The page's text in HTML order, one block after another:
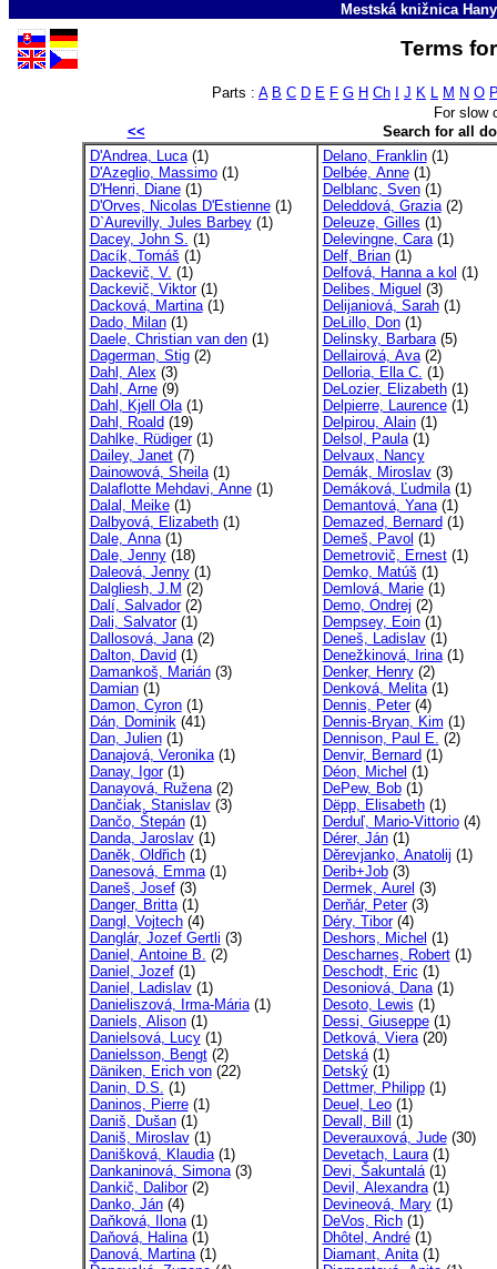
Mestská knižnica
Terms
Parts : A B C D E F G H Ch J K L M N O
For slow
<<
Search for all
D'Andrea, Luca(1)
D'Azeglio, Massimo(1)
D'Henri, Diane(1)
D'Orves, Nicolas D'Estienne(1)
D`Aurevilly, Jules Barbey(1)
Dacey, John S. (1)
Dacík, Tomáš (1)
Dackevič, V. (1)
Dackevič, Viktor(1)
Dacková, Martina(1)
Dado, Milan(1)
Daele, Christian van den(1)
Dagerman, Stig(2)
Dahl, Alex(3)
Dahl, Arne(9)
Dahl, Kjell Ola(1)
Dahl, Roald (19)
Dahlke, Rüdiger(1)
Dailey, Janet(7)
Dainowová, Sheila(1)
Dalaflotte Mehdavi, Anne(1)
Dalal, Meike(1)
Dalbyová, Elizabeth(1)
Dale, Anna(1)
Dale, Jenny(18)
Daleová, Jenny(1)
Dalgliesh, J.M (2)
Dalí, Salvador(2)
Dali, Salvator(1)
Dallosová, Jana(2)
Dalton, David (1)
Damankoš, Marián(3)
Damian(1)
Damon, Cyron(1)
Dán, Dominik(41)
Dan, Julien(1)
Danajová, Veronika(1)
Danay, Igor(1)
Danayová, Ružena(2)
Dančiak, Stanislav(3)
Dančo, Štepán(1)
Danda, Jaroslav(1)
Daněk, Oldřich(1)
Danesová, Emma(1)
Daneš, Josef(3)
Danger, Britta(1)
Dangl, Vojtech(4)
Danglár, Jozef Gertli (3)
Daniel, Antoine B. (2)
Daniel, Jozef(1)
Daniel, Ladislav(1)
Danieliszová, Irma-Mária(1)
Daniels, Alison(1)
Danielsová, Lucy(1)
Danielsson, Bengt(2)
Däniken, Erich von(22)
Danin, D.S. (1)
Daninos, Pierre(1)
Daniš, Dušan(1)
Daniš, Miroslav(1)
Danišková, Klaudia(1)
Dankaninová, Simona(3)
Dankič, Dalibor(2)
Danko, Ján(4)
Daňková, Ilona(1)
Daňová, Halina(1)
Danová, Martina(1)
Delano, Franklin(1)
Delbée, Anne(1)
Delblanc, Sven(1)
Deleddová, Grazia(2)
Deleuze, Gilles (1)
Delevingne, Cara(1)
Delf, Brian(1)
Delfová, Hanna a kol (1)
Delibes, Miguel (3)
Delijaniová, Sarah(1)
DeLillo, Don(1)
Delinsky, Barbara(5)
Dellairová, Ava(2)
Delloria, Ella C. (1)
DeLozier, Elizabeth(1)
Delpierre, Laurence(1)
Delpirou, Alain(1)
Delsol, Paula(1)
Delvaux, Nancy
Demák, Miroslav(3)
Demáková, Ľudmila(1)
Demantová, Yana(1)
Demazed, Bernard (1)
Demeš, Pavol (1)
Demetrovič, Ernest(1)
Demko, Matúš (1)
Demlová, Marie(1)
Demo, Ondrej (2)
Dempsey, Eoin(1)
Deneš, Ladislav(1)
Denežkinová, Irina(1)
Denker, Henry(2)
Denková, Melita(1)
Dennis, Peter(4)
Dennis-Bryan, Kim (1)
Dennison, Paul E. (2)
Denvir, Bernard (1)
Déon, Michel (1)
DePew, Bob(1)
Dëpp, Elisabeth(1)
Derduľ, Mario-Vittorio(4)
Dérer, Ján(1)
Děrevjanko, Anatolij (1)
Derib+Job(3)
Dermek, Aurel (3)
Derňár, Peter(3)
Déry, Tibor(4)
Deshors, Michel (1)
Descharnes, Robert(1)
Deschodt, Eric (1)
Desoniová, Dana(1)
Desoto, Lewis (1)
Dessi, Giuseppe(1)
Detková, Viera(20)
Detská(1)
Detský(1)
Dettmer, Philipp(1)
Deuel, Leo(1)
Devall, Bill
(1)
Deverauxová, Jude(30)
Devetach, Laura(1)
Devi, Šakuntalá(1)
Devil, Alexandra(1)
Devineová, Mary(1)
DeVos, Rich(1)
Dhôtel, André(1)
Diamant, Anita(1)